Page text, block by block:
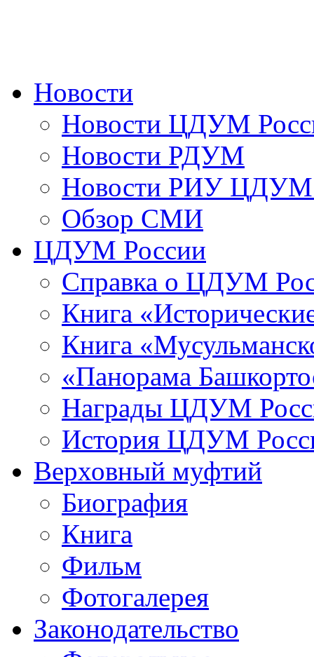
Новости
Новости ЦДУМ
Новости РДУМ
Новости РИУ ЦДУМ
Обзор СМИ
ЦДУМ России
Справка о ЦДУМ
Книга
Книга
«Панорама
Награды ЦДУМ
История ЦДУМ
Верховный муфтий
Биография
Книга
Фильм
Фотогалерея
Законодательство